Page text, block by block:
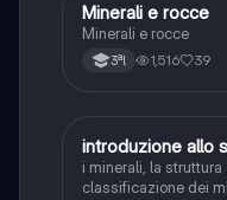
Scienze
Minerali e rocce
Minerali e rocce
3ªl 1,516 39
Scienze
introduzione allo
i minerali, la
classificazione dei